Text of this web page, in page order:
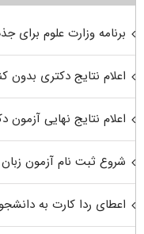
برنامه وزارت علوم
اعلام نتایج دکتری بدون
اعلام نتایج نهایی آزمون دکتری سال
شروع ثبت نام آزمون زبان
اعطای ردا کارت به